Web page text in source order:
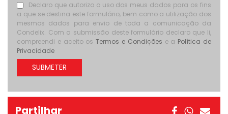
Declaro que autorizo o uso dos meus dados para os fins
a que se destina este formulário, bem como a utilização dos
mesmos dados para envio de toda a comunicação da
Condelix. Com a submissão deste formulário declaro que li,
compreendi e aceito osTermos e Condições e a Política de
Privacidade
SUBMETER
Partilhar